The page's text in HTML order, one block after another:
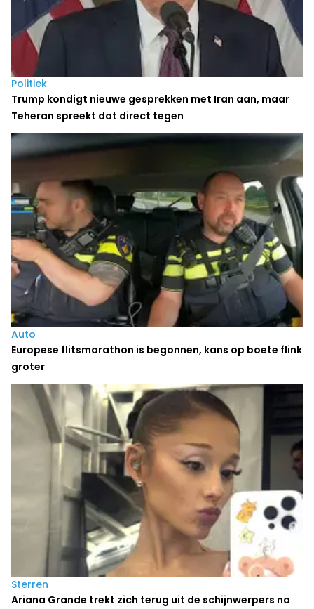
Politiek
Trump kondigt nieuwe gesprekken met Iran aan, maar
Teheran spreekt dat direct tegen
Auto
Europese flitsmarathon is begonnen, kans op boete flink
groter
Sterren
Ariana Grande trekt zich terug uit de schijnwerpers na